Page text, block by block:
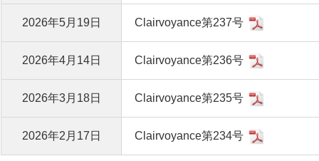
2026年5月19日 Clairvoyance第237号
2026年4月14日 Clairvoyance第236号
2026年3月18日 Clairvoyance第235号
2026年2月17日 Clairvoyance第234号